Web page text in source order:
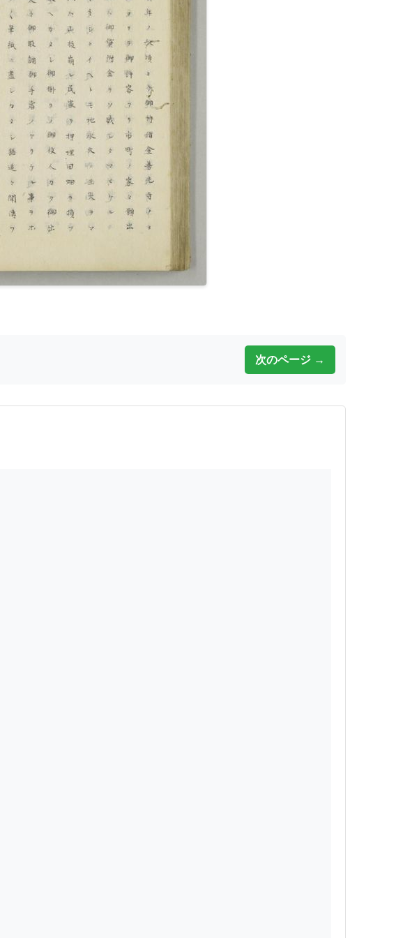
次のページ →